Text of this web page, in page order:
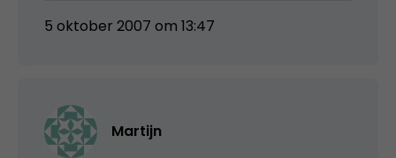
5 oktober 2007 om 13:47
Martijn